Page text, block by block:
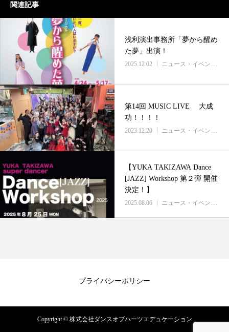
関連記事
浅利演出事務所「夢から醒め
た夢」出演！
2025.12.02 ニュース・イベント情報
第14回 MUSIC LIVE 大成
功！！！！
2023.12.20 ニュース・イベント情報
【YUKA TAKIZAWA Dance
[JAZZ] Workshop 第２弾 開催
決定！】
2025.08.06 ニュース・イベント情報
プライバシーポリシー
Copyright © 株式会社ダンスオブハーツエデュケーション